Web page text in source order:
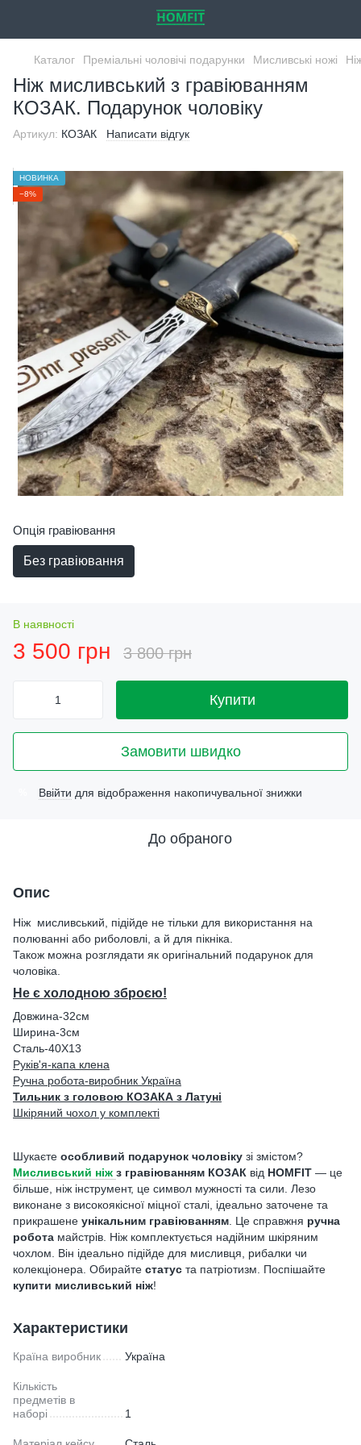
Каталог Преміальні чоловічі подарунки Мисливські ножі
Ніж мисливський з гравіюванням
КОЗАК. Подарунок чоловіку
Артикул: КОЗАК Написати відгук
НОВИНКА
−8%
Опція гравіювання
Без гравіювання
В наявності
3 500 грн 3 800 грн
Купити
Замовити швидко
Ввійти для відображення накопичувальної знижки
До обраного
Опис
Ніж мисливський, підійде не тільки для використання на
полюванні або риболовлі, а й для пікніка.
Також можна розглядати як оригінальний подарунок для
чоловіка.
Не є холодною зброєю!
Довжина-32см
Ширина-3см
Сталь-40Х13
Руків'я-капа клена
Ручна робота-виробник Україна
Тильник з головою КОЗАКА з Латуні
Шкіряний чохол у комплекті
Шукаєте особливий подарунок чоловіку зі змістом?
Мисливський ніж з гравіюванням КОЗАК від HOMFIT — це
більше, ніж інструмент, це символ мужності та сили. Лезо
виконане з високоякісної міцної сталі, ідеально заточене та
прикрашене унікальним гравіюванням . Це справжня ручна
робота майстрів. Ніж комплектується надійним шкіряним
чохлом. Він ідеально підійде для мисливця, рибалки чи
колекціонера. Обирайте статус та патріотизм. Поспішайте
купити мисливський ніж!
Характеристики
Країна виробник Україна
Кількість
предметів в
наборі
1